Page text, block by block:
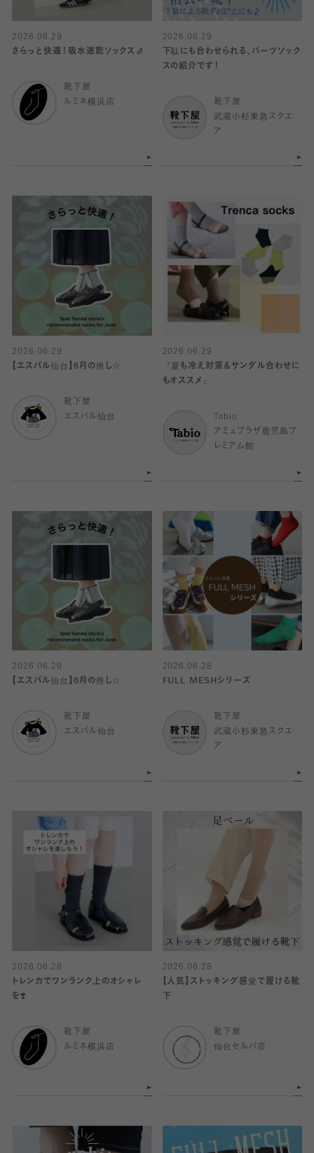
2026.06.29
さらっと快適！吸水速乾ソックス🧦
靴下屋
ルミネ横浜店
2026.06.29
下駄にも合わせられる、パーツソック
スの紹介です！
靴下屋
武蔵小杉東急スクエ
ア
2026.06.29
【エスパル仙台】6月の推し☆
靴下屋
エスパル仙台
2026.06.29
『夏も冷え対策＆サンダル合わせに
もオススメ』
Tabio
アミュプラザ鹿児島プ
レミアム館
2026.06.29
【エスパル仙台】6月の推し☆
靴下屋
エスパル仙台
2026.06.28
FULL MESHシリーズ
靴下屋
武蔵小杉東急スクエ
ア
2026.06.28
トレンカでワンランク上のオシャレ
を❣️
靴下屋
ルミネ横浜店
2026.06.28
【人気】ストッキング感覚で履ける靴
下
靴下屋
仙台セルバ店